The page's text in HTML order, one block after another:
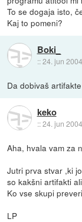
To se dogaja isto,
Kaj to pomeni?
Boki_
::24. jun
Da dobivaš
keko
::24. jun
Aha, hvala vam za
Jutri prva stvar ,ki
so kakšni artifakti
Ko vse skupi
LP